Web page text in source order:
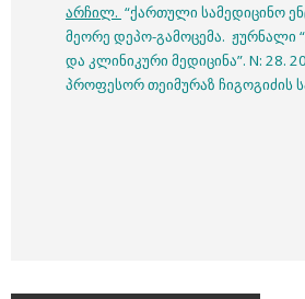
არჩილ. “ქართული სამედიცინო
მეორე დეპო-გამოცემა. ჟურნალი
და კლინიკური მედიცინა”. N: 28.
პროფესორ თეიმურაზ ჩიგოგიძის